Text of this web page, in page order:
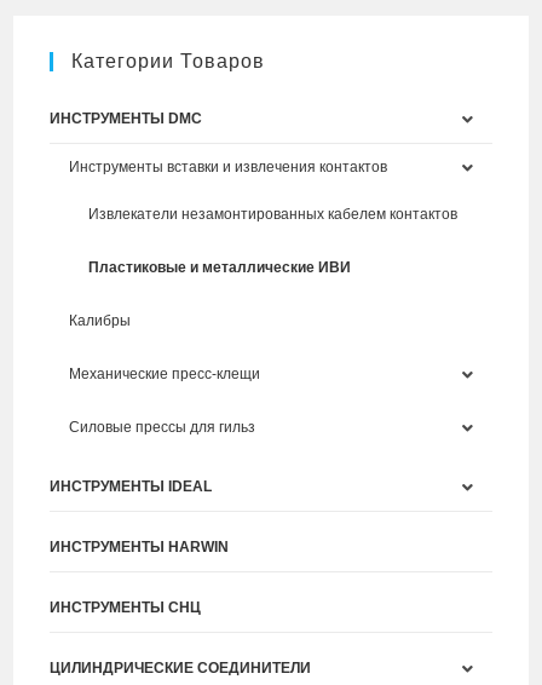
Категории Товаров
ИНСТРУМЕНТЫ DMC
Инструменты вставки и извлечения контактов
Извлекатели незамонтированных кабелем контактов
Пластиковые и металлические ИВИ
Калибры
Механические пресс-клещи
Силовые прессы для гильз
ИНСТРУМЕНТЫ IDEAL
ИНСТРУМЕНТЫ HARWIN
ИНСТРУМЕНТЫ СНЦ
ЦИЛИНДРИЧЕСКИЕ СОЕДИНИТЕЛИ